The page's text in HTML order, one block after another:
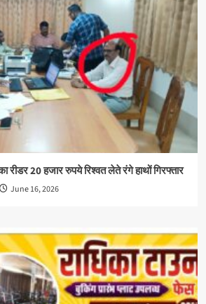
रीडर 20 हजार रुपये रिश्वत लेते रंगे हाथों गिरफ्तार
June 16, 2026